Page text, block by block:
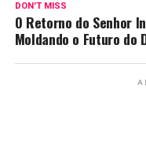
DON'T MISS
O Retorno do Senhor
Moldando o Futuro do